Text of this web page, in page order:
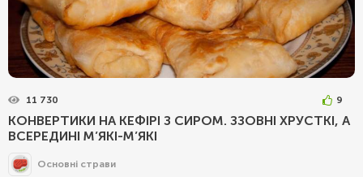
11 730 9
КОНВЕРТИКИ НА КЕФІРІ З СИРОМ. ЗЗОВНІ ХРУСТКІ, А
ВСЕРЕДИНІ М’ЯКІ-М’ЯКІ
Основні страви